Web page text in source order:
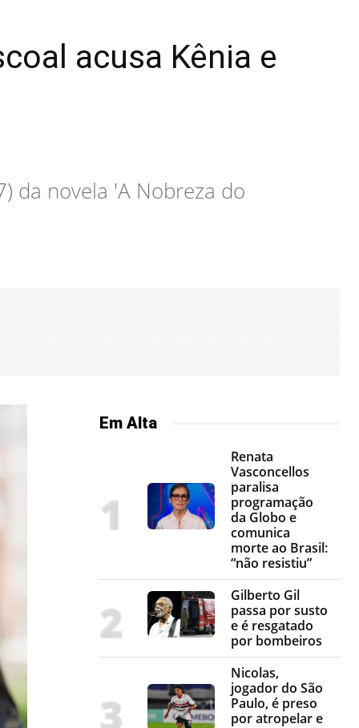
acusa Kênia e
da novela 'A Nobreza do
Em Alta
Renata
Vasconcellos
paralisa
programação
da Globo e
comunica
morte ao Brasil:
“não resistiu”
Gilberto Gil
passa por susto
e é resgatado
por bombeiros
Nicolas,
jogador do São
Paulo, é preso
por atropelar e